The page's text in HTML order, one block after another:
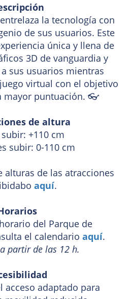
la tecnología con
de sus usuarios. Este
única y llena de
3D de vanguardia y
sus usuarios mientras
virtual con el objetivo
mayor puntuación. 👓
de altura
+110 cm
subir: 0-110 cm
alturas de las atracciones
aquí.
del Parque de
el calendario aquí.
partir de las 12 h.
acceso adaptado para